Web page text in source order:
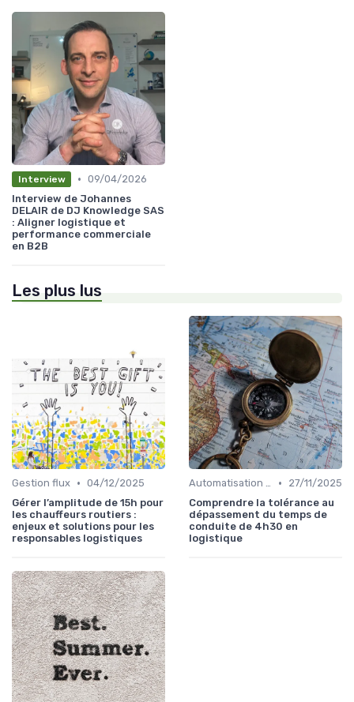
Interview • 09/04/2026
Interview de Johannes
DELAIR de DJ Knowledge SAS
: Aligner logistique et
performance commerciale
en B2B
Les plus lus
Gestion flux • 04/12/2025
Gérer l’amplitude de 15h pour
les chauffeurs routiers :
enjeux et solutions pour les
responsables logistiques
Automatisation processus •
27/11/2025
Comprendre la tolérance au
dépassement du temps de
conduite de 4h30 en
logistique